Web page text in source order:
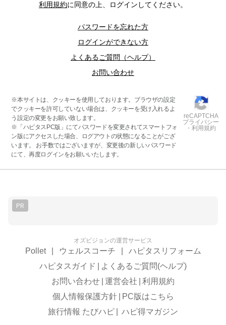
利用規約に同意の上、ログインしてください。
パスワードを忘れた方
ログインができない方
よくあるご質問（ヘルプ）
お問い合わせ
※本サイトは、クッキーを使用しております。ブラウザの設定
でクッキーを許可していない場合は、クッキーを受け入れるよ
う設定の変更をお願い致します。
※「ハピタスPC版」にてパスワードを変更されてスマートフォ
ン版にアクセスした場合、ログアウトの状態になることがござ
います。 お手数ではございますが、変更後の新しいパスワード
にて、再度ログインをお願いいたします。
reCAPTCHA
プライバシー
・利用規約
PR
オズビジョンの運営サービス
Pollet ウェルスコーチ
ハピタスリフォーム
ハピタスガイド
よくあるご質問(ヘルプ)
お問い合わせ 運営会社
利用規約
個人情報保護方針
PC版はこちら
旅行情報 たびハピ
ハピ得マガジン